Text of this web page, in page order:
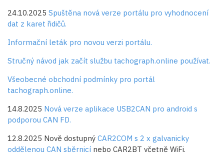
24.10.2025 Spuštěna nová verze portálu pro vyhodnocení
dat z karet řidičů.
Informační leták pro novou verzi portálu.
Stručný návod jak začít službu tachograph.online používat.
Všeobecné obchodní podmínky pro portál
tachograph.online.
14.8.2025 Nová verze aplikace USB2CAN pro android s
podporou CAN FD.
12.8.2025 Nově dostupný CAR2COM s 2 x galvanicky
oddělenou CAN sběrnicí nebo CAR2BT včetně WiFi.